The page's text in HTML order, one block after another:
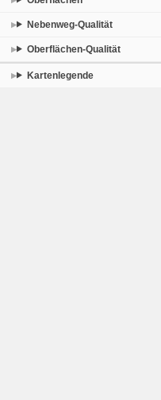
Nebenweg-Qualität
Oberflächen-Qualität
Kartenlegende